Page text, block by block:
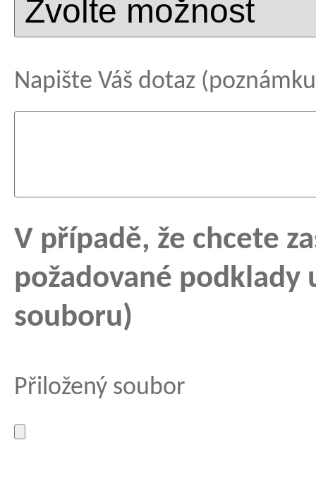
Napište Váš dotaz
V případě, že chcete
požadované podklady
souboru)
Přiložený soubor